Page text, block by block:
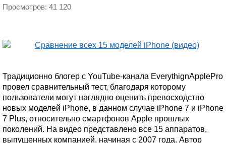
Просмотров: 41 120
Традиционно блогер с YouTube-канала EverythignApplePro
провел сравнительный тест, благодаря которому
пользователи могут наглядно оценить превосходство
новых моделей iPhone, в данном случае iPhone 7 и iPhone
7 Plus, относительно смартфонов Apple прошлых
поколений. На видео представлено все 15 аппаратов,
выпущенных компанией, начиная с 2007 года. Автор